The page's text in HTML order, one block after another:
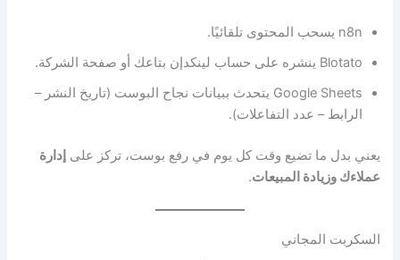
n8n يسحب المحتوى تلقائيًا.
Blotato ينشره على حساب لينكدإن بتاعك أو صفحة الشركة.
Google Sheets يتحدث ببيانات نجاح البوست (تاريخ النشر –
الرابط – عدد التفاعلات).
يعني بدل ما تضيع وقت كل يوم في رفع بوست، تركز علىإدارة
عملاءك وزيادة المبيعات.
السكربت المجاني